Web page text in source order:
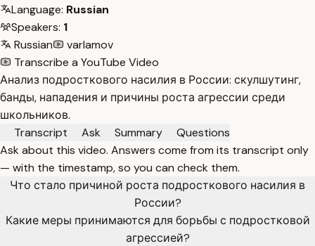
Language: Russian
Speakers: 1
Russian
varlamov
Transcribe a YouTube Video
Анализ подросткового насилия в России: скулшутинг,
банды, нападения и причины роста агрессии среди
школьников.
Transcript
Ask Summary
Questions
Ask about this video. Answers come from its transcript only
— with the timestamp, so you can check them.
Что стало причиной роста подросткового насилия в
России?
Какие меры принимаются для борьбы с подростковой
агрессией?